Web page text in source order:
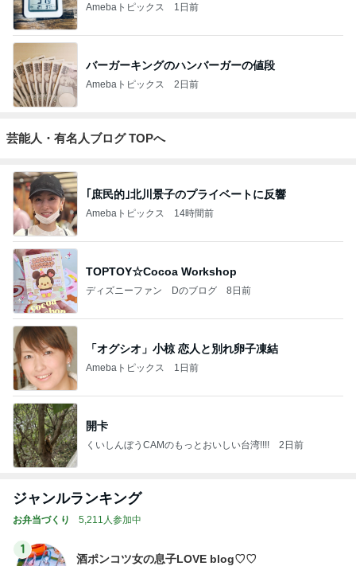
Amebaトピックス 1日前
バーガーキングのハンバーガーの値段
Amebaトピックス 2日前
芸能人・有名人ブログ TOPへ
｢庶民的｣北川景子のプライベートに反響
Amebaトピックス 14時間前
TOPTOY☆Cocoa Workshop
ディズニーファン Dのブログ 8日前
「オグシオ」小椋 恋人と別れ卵子凍結
Amebaトピックス 1日前
開卡
くいしんぼうCAMのもっとおいしい台湾!!!! 2日前
ジャンルランキング
お弁当づくり 5,211人参加中
1
酒ポンコツ女の息子LOVE blog♡♡